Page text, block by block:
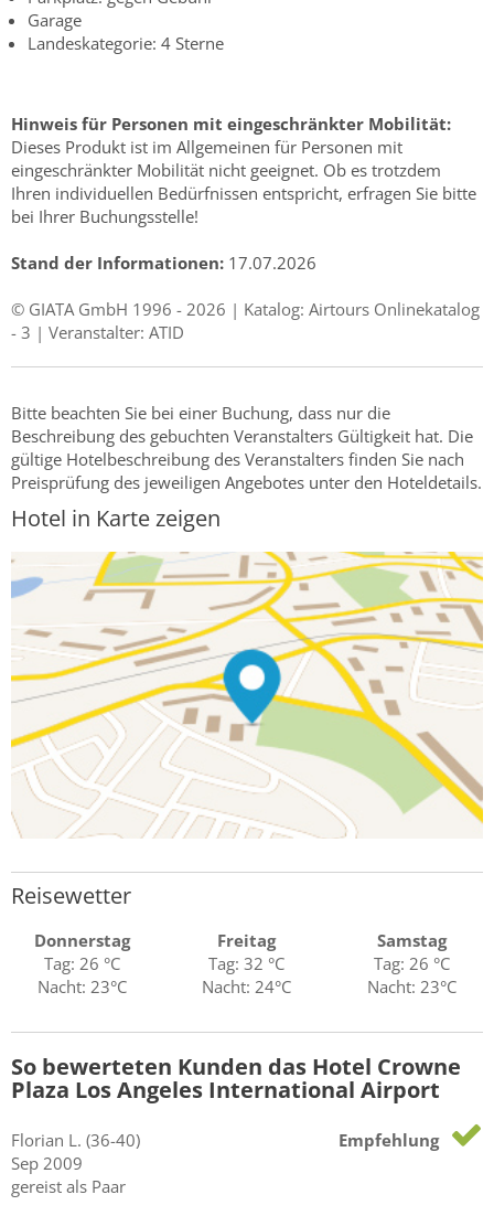
Garage
Landeskategorie: 4 Sterne
Hinweis für Personen mit eingeschränkter Mobilität:
Dieses Produkt ist im Allgemeinen für Personen mit
eingeschränkter Mobilität nicht geeignet. Ob es trotzdem
Ihren individuellen Bedürfnissen entspricht, erfragen Sie bitte
bei Ihrer Buchungsstelle!
Stand der Informationen: 17.07.2026
© GIATA GmbH 1996 - 2026 | Katalog: Airtours Onlinekatalog
- 3 | Veranstalter: ATID
Bitte beachten Sie bei einer Buchung, dass nur die
Beschreibung des gebuchten Veranstalters Gültigkeit hat. Die
gültige Hotelbeschreibung des Veranstalters finden Sie nach
Preisprüfung des jeweiligen Angebotes unter den Hoteldetails.
Hotel in Karte zeigen
Reisewetter
Donnerstag
Tag: 26 °C
Nacht: 23°C
Freitag
Tag: 32 °C
Nacht: 24°C
Samstag
Tag: 26 °C
Nacht: 23°C
So bewerteten Kunden das Hotel Crowne
Plaza Los Angeles International Airport
Florian L. (36-40)
Sep 2009
gereist als Paar
Empfehlung